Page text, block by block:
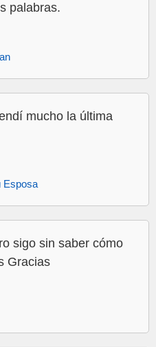
palabras.
mucho la última
Esposa
sigo sin saber cómo
Gracias